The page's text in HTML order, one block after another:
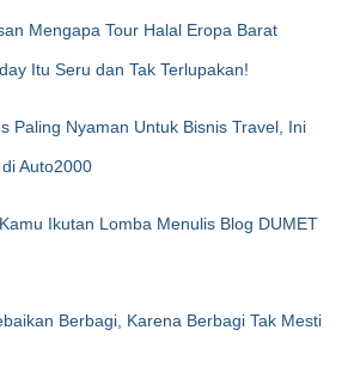
Mengapa Tour Halal Eropa Barat
Itu Seru dan Tak Terlupakan!
Paling Nyaman Untuk Bisnis Travel, Ini
Auto2000
Ikutan Lomba Menulis Blog DUMET
Berbagi, Karena Berbagi Tak Mesti